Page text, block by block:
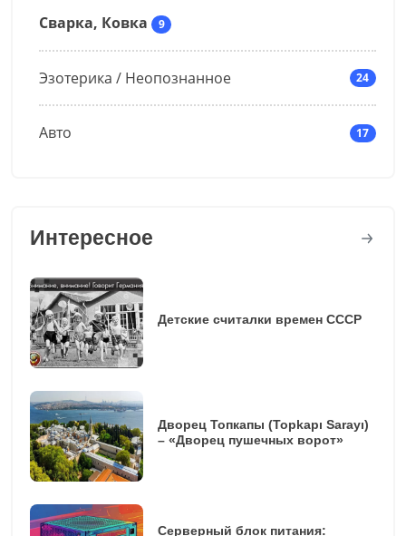
Сварка, Ковка 9
Эзотерика / Неопознанное 24
Авто 17
Интересное
Детские считалки времен СССР
Дворец Топкапы (Topkapı Sarayı)
– «Дворец пушечных ворот»
Серверный блок питания: